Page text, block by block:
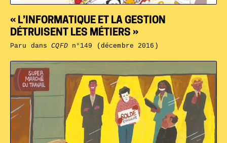
« L’INFORMATIQUE ET LA GESTION
DÉTRUISENT LES MÉTIERS »
Paru dansCQFDn°149 (décembre 2016)